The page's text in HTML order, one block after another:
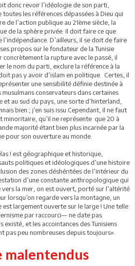
donc revoir l’idéologie de son parti,
les références dépassées à Dieu qui
de l’action publique au 21ème siècle, la
de la sphère privée. Il doit faire ce que
D’ailleurs, il se doit de faire
propos sur le fondateur de la Tunisie
la rupture avec le passé, il
le nom du parti, exclure la référence à la
pas y avoir d’islam en politique. Certes, il
une sensibilité définie destinée à
conservateurs dans certaines
et au sud du pays, une sorte d’hinterland,
bien ; j’en suis issu Cependant, il ne faut
minoritaire, qu’il ne représente que 20 à
majorité étant bien plus incarnée par la
pour son ouverture au monde.
! est géographique et historique,
politiques et idéologiques d’une histoire
des zones déshéritées de l’intérieur du
d’une constante anthropologique qui
vers la mer, on est ouvert, porté sur l’altérité
lorsqu’on regarde vers la montagne, un
est largement ouverte sur le large ! Une telle
par raccourci— ne date pas
existé, et les accointances des Tunisiens
pas peu nombreuses depuis toujours».
malentendus